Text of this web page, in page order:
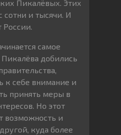
Пикалёвых. Этих
сотни и тысячи. И
России.
самое
добились
к себе внимание и
принять меры в
Но этот
возможность и
куда более